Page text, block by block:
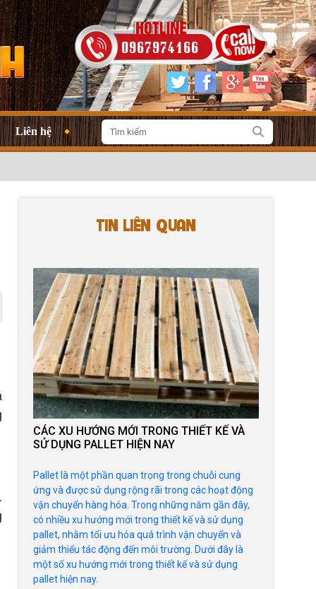
0967974166
Liên hệ
TIN LIÊN QUAN
CÁC XU HƯỚNG MỚI TRONG THIẾT KẾ VÀ
SỬ DỤNG PALLET HIỆN NAY
Pallet là một phần quan trọng trong chuỗi cung
ứng và được sử dụng rộng rãi trong các hoạt động
vận chuyển hàng hóa. Trong những năm gần đây,
có nhiều xu hướng mới trong thiết kế và sử dụng
pallet, nhằm tối ưu hóa quá trình vận chuyển và
giảm thiểu tác động đến môi trường. Dưới đây là
một số xu hướng mới trong thiết kế và sử dụng
pallet hiện nay.